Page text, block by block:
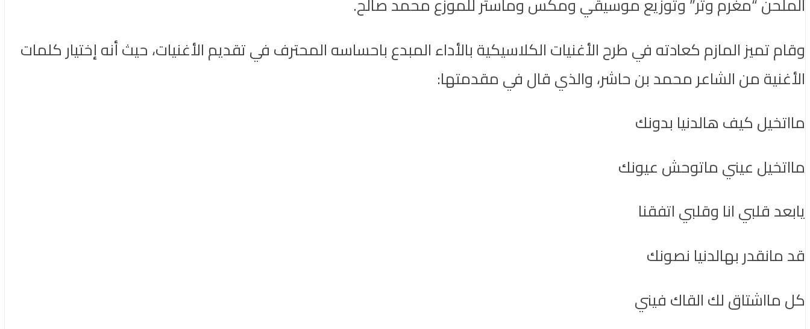
وقام تميز المازم كعادته في طرح الأغنيات الكلاسيكية بالأداء المبدع باحساسه المحترف في تقديم الأغنيات، حيث أنه إختيار كلمات
الأغنية من الشاعر محمد بن حاشر، والذي قال في مقدمتها:
مااتخيل كيف هالدنيا بدونك
مااتخيل عيني ماتوحش عيونك
يابعد قلبي انا وقلبي اتفقنا
قد مانقدر بهالدنيا نصونك
كل مااشتاق لك القاك فيني